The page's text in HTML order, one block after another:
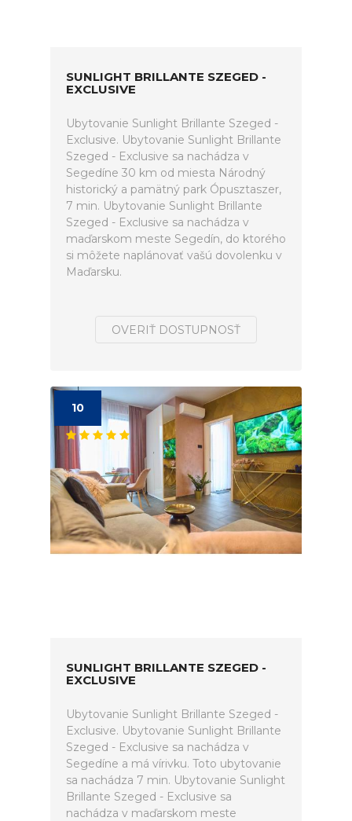
SUNLIGHT BRILLANTE SZEGED -
EXCLUSIVE
Ubytovanie Sunlight Brillante Szeged -
Exclusive. Ubytovanie Sunlight Brillante
Szeged - Exclusive sa nachádza v
Segedíne 30 km od miesta Národný
historický a pamätný park Ópusztaszer,
7 min. Ubytovanie Sunlight Brillante
Szeged - Exclusive sa nachádza v
maďarskom meste Segedín, do ktorého
si môžete naplánovať vašú dovolenku v
Maďarsku.
OVERIŤ DOSTUPNOSŤ
10
SUNLIGHT BRILLANTE SZEGED -
EXCLUSIVE
Ubytovanie Sunlight Brillante Szeged -
Exclusive. Ubytovanie Sunlight Brillante
Szeged - Exclusive sa nachádza v
Segedíne a má vírivku. Toto ubytovanie
sa nachádza 7 min. Ubytovanie Sunlight
Brillante Szeged - Exclusive sa
nachádza v maďarskom meste